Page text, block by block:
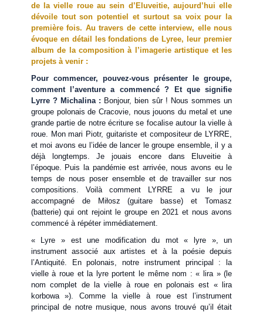
de la vielle roue au sein d’Eluveitie, aujourd’hui elle
dévoile tout son potentiel et surtout sa voix pour la
première fois. Au travers de cette interview, elle nous
évoque en détail les fondations de Lyree, leur premier
album de la composition à l’imagerie artistique et les
projets à venir :
Pour commencer, pouvez-vous présenter le groupe,
comment l’aventure a commencé ? Et que signifie
Lyrre ? Michalina : Bonjour, bien sûr ! Nous sommes un
groupe polonais de Cracovie, nous jouons du metal et une
grande partie de notre écriture se focalise autour la vielle à
roue. Mon mari Piotr, guitariste et compositeur de LYRRE,
et moi avons eu l’idée de lancer le groupe ensemble, il y a
déjà longtemps. Je jouais encore dans Eluveitie à
l’époque. Puis la pandémie est arrivée, nous avons eu le
temps de nous poser ensemble et de travailler sur nos
compositions. Voilà comment LYRRE a vu le jour
accompagné de Miłosz (guitare basse) et Tomasz
(batterie) qui ont rejoint le groupe en 2021 et nous avons
commencé à répéter immédiatement.
« Lyre » est une modification du mot « lyre », un
instrument associé aux artistes et à la poésie depuis
l’Antiquité. En polonais, notre instrument principal : la
vielle à roue et la lyre portent le même nom : « lira » (le
nom complet de la vielle à roue en polonais est « lira
korbowa »). Comme la vielle à roue est l’instrument
principal de notre musique, nous avons trouvé qu’il était